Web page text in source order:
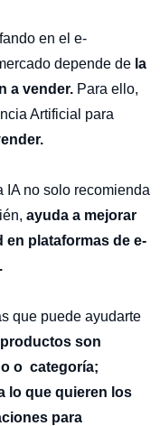
en el e-
depende de la
a vender. Para ello,
Artificial para
IA no solo recomienda
ayuda a mejorar
plataformas de e-
que puede ayudarte
son
o categoría;
lo que quieren los
para